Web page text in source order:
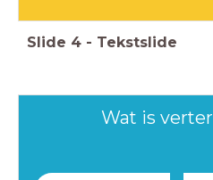
Slide 4 - Tekstslide
Wat is